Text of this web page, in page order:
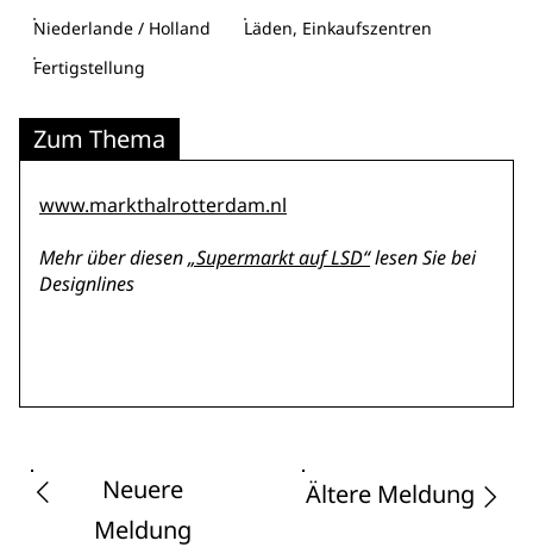
Niederlande / Holland
Läden, Einkaufszentren
Fertigstellung
Zum Thema
www.markthalrotterdam.nl
Mehr über diesen„Supermarkt auf LSD“lesen Sie bei
Designlines
Neuere
Meldung
Ältere Meldung